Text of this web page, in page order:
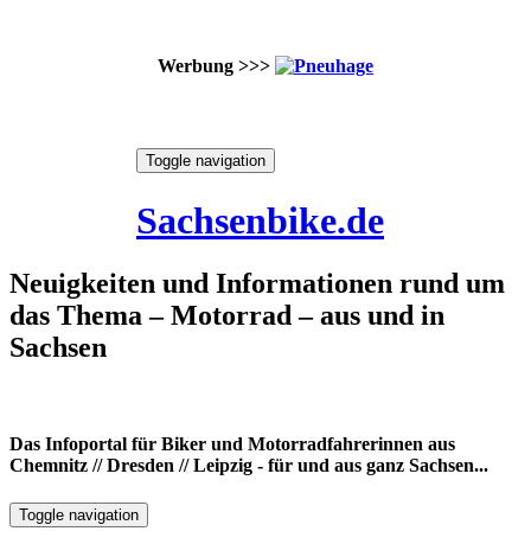
Werbung >>>
Toggle navigation
Sachsenbike.de
Neuigkeiten und Informationen rund um
das Thema – Motorrad – aus und in
Sachsen
Das Infoportal für Biker und Motorradfahrerinnen aus
Chemnitz // Dresden // Leipzig - für und aus ganz Sachsen...
Toggle navigation